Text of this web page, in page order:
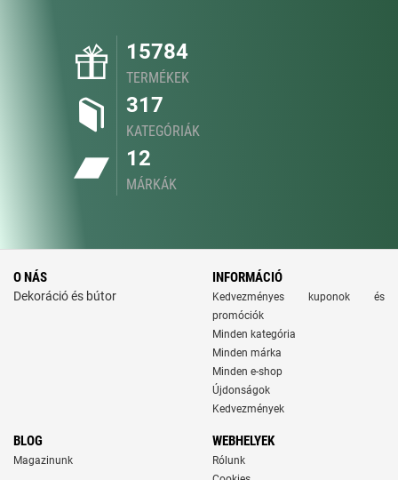
15784
TERMÉKEK
317
KATEGÓRIÁK
12
MÁRKÁK
O NÁS
Dekoráció és bútor
INFORMÁCIÓ
Kedvezményes kuponok és
promóciók
Minden kategória
Minden márka
Minden e-shop
Újdonságok
Kedvezmények
BLOG
Magazinunk
WEBHELYEK
Rólunk